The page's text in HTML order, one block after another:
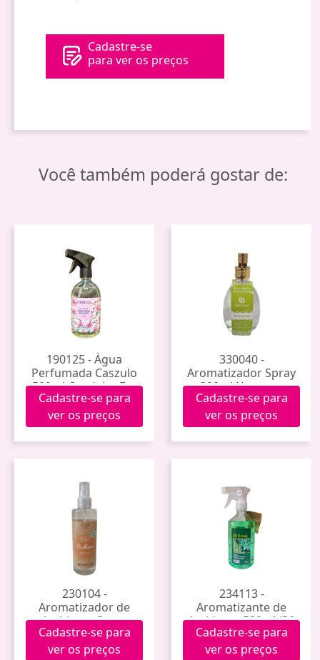
Cadastre-se
para ver os preços
Você também poderá gostar de:
190125 - Água
Perfumada Caszulo
500ml Cerejeira Em
Flor
Cadastre-se para
ver os preços
330040 -
Aromatizador Spray
300ml Hanauer
(Primavera)
Cadastre-se para
ver os preços
230104 -
Aromatizador de
Ambiente Spray
Verbhena 200ml
Cadastre-se para
ver os preços
234113 -
Aromatizante de
Ambiente 500ml (30
Ervas)
Cadastre-se para
ver os preços